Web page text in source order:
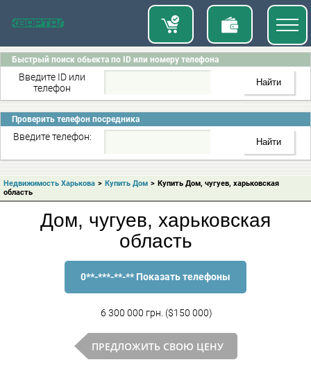
Быстрый поиск обьекта по ID или номеру телефона
Введите ID или
телефон
Проверить телефон посредника
Введите телефон:
Недвижимость Харькова > Купить Дом > Купить Дом, чугуев, харьковская
область
Дом, чугуев, харьковская
область
0**-***-**-** Показать телефоны
6 300 000 грн. ($150 000)
ПРЕДЛОЖИТЬ СВОЮ ЦЕНУ